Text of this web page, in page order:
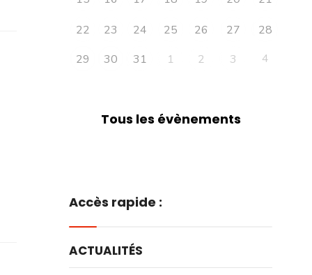
22
23 24 25 26 27
28
29
30 31 1 2 3 4
Tous les évènements
Accès rapide :
ACTUALITÉS